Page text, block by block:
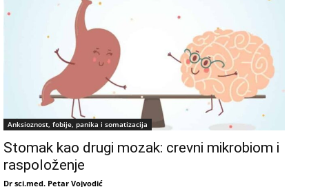
Anksioznost, fobije, panika i somatizacija
Stomak kao drugi mozak: crevni mikrobiom i
raspoloženje
Dr sci.med. Petar Vojvodić